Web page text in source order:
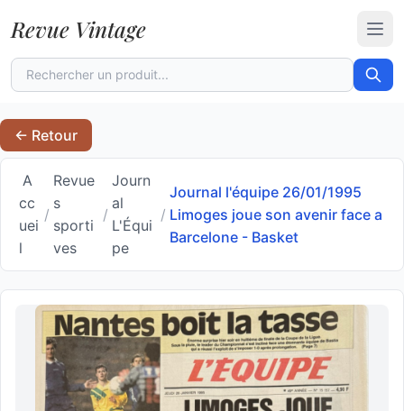
Revue Vintage
← Retour
A
cc
uei
l
/
Revue
s
sporti
ves
/
Journ
al
L'Équi
pe
/
Journal l'équipe 26/01/1995
Limoges joue son avenir face a
Barcelone - Basket